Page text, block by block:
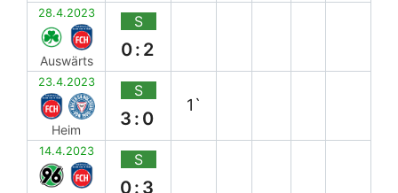
28.4.2023
Auswärts
S
0:2
23.4.2023
Heim
S
3:0
1`
14.4.2023 S
0:3